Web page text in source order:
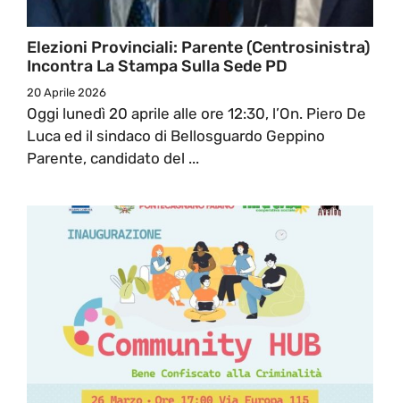
Elezioni Provinciali: Parente (Centrosinistra)
Incontra La Stampa Sulla Sede PD
20 Aprile 2026
Oggi lunedì 20 aprile alle ore 12:30, l’On. Piero De
Luca ed il sindaco di Bellosguardo Geppino
Parente, candidato del ...